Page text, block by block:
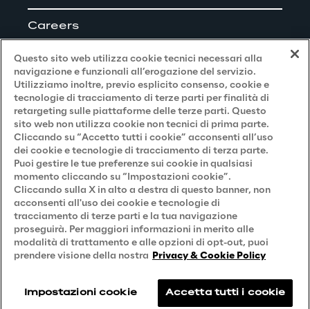
dall’essere umano nelle sue logiche
previsionali ma non direttamente
Inoltre poter simulare molteplici scenari
permette di gestire situazioni tipiche in cui le
stesse informazioni di input sono
stocastiche, come ad esempio la futura
curva dei contagi; in questi casi è più utile
dare un ventaglio di possibili previsioni
giustificato da ragionamenti statistici
invece che offrire un singolo valore
previsionale con alto rischio di rivelarsi
errato. Questo permette di definire strategie
per proteggersi da eventuali futuri
logistica in maniera ottimale sulla base delle
Careers
Privacy and Legal
Privacy & Cookie Policy
Privacy Notice(Candidato)
Privacy Notice(Cliente)
Privacy Notice(Fornitore)
Privacy Notice(Marketing)
Accessibilità
Questo sito web utilizza cookie tecnici necessari alla
navigazione e funzionali all’erogazione del servizio.
Utilizziamo inoltre, previo esplicito consenso, cookie e
tecnologie di tracciamento di terze parti per finalità di
retargeting sulle piattaforme delle terze parti. Questo
sito web non utilizza cookie non tecnici di prima parte.
Cliccando su “Accetto tutti i cookie” acconsenti all’uso
dei cookie e tecnologie di tracciamento di terza parte.
Puoi gestire le tue preferenze sui cookie in qualsiasi
momento cliccando su “Impostazioni cookie”.
Cliccando sulla X in alto a destra di questo banner, non
acconsenti all'uso dei cookie e tecnologie di
tracciamento di terze parti e la tua navigazione
proseguirà. Per maggiori informazioni in merito alle
modalità di trattamento e alle opzioni di opt-out, puoi
prendere visione della nostra Privacy & Cookie Policy
Impostazioni cookie Accetta tutti i cookie